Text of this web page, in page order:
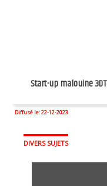
Start-up malouine
Diffusé le: 22-12-2023
DIVERS SUJETS